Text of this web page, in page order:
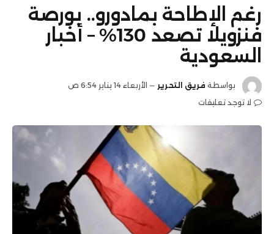
رغم الإطاحة بمادورو.. بورصة
فنزويلا تصعد 130% – أخبار
السعودية
بواسطة فريق التحرير
الأربعاء 14 يناير 6:54 ص
لا توجد تعليقات